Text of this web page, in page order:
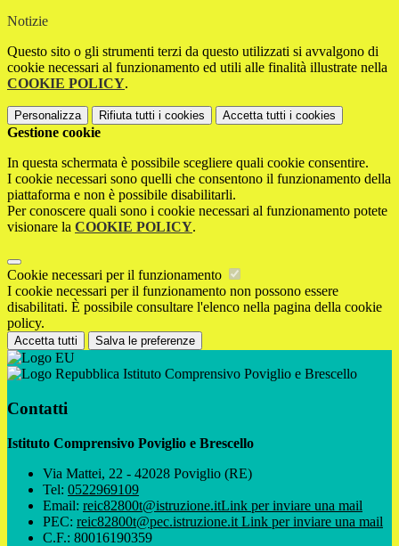
Notizie
Questo sito o gli strumenti terzi da questo utilizzati si avvalgono di
cookie necessari al funzionamento ed utili alle finalità illustrate nella
COOKIE POLICY.
Personalizza Rifiuta tutti i cookies Accetta tutti i cookies
Gestione cookie
In questa schermata è possibile scegliere quali cookie consentire.
I cookie necessari sono quelli che consentono il funzionamento della
piattaforma e non è possibile disabilitarli.
Per conoscere quali sono i cookie necessari al funzionamento potete
visionare la COOKIE POLICY.
Cookie necessari per il funzionamento
I cookie necessari per il funzionamento non possono essere
disabilitati. È possibile consultare l'elenco nella pagina della cookie
policy.
Accetta tutti Salva le preferenze
Istituto Comprensivo Poviglio e Brescello
Contatti
Istituto Comprensivo Poviglio e Brescello
Via Mattei, 22 - 42028 Poviglio (RE)
Tel: 0522969109
Email: reic82800t@istruzione.itLink per inviare una mail
PEC: reic82800t@pec.istruzione.it Link per inviare una mail
C.F.: 80016190359